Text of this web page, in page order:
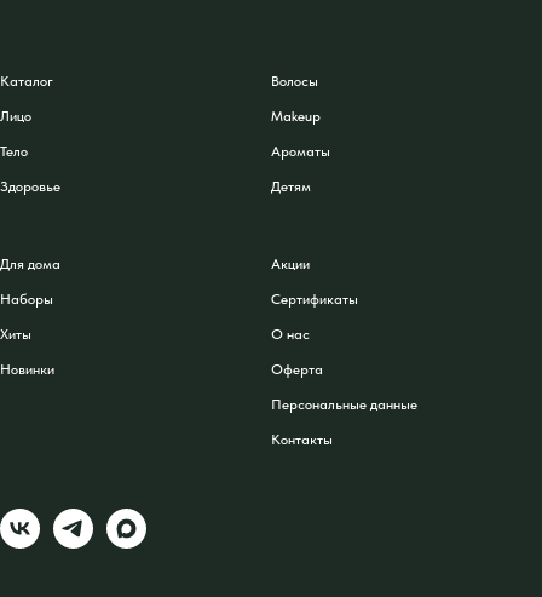
Каталог
Лицо
Тело
Здоровье
Волосы
Makeup
Ароматы
Детям
Для дома
Наборы
Хиты
Новинки
Акции
Сертификаты
О нас
Оферта
Персональные данные
Контакты